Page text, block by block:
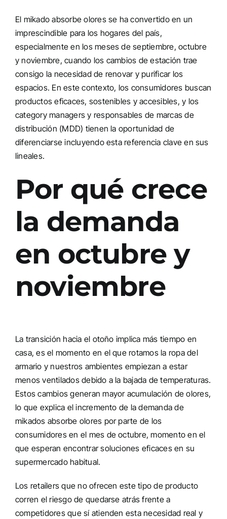
El mikado absorbe olores se ha convertido en un
imprescindible para los hogares del país,
especialmente en los meses de septiembre, octubre
y noviembre, cuando los cambios de estación trae
consigo la necesidad de renovar y purificar los
espacios. En este contexto, los consumidores buscan
productos eficaces, sostenibles y accesibles, y los
category managers y responsables de marcas de
distribución (MDD) tienen la oportunidad de
diferenciarse incluyendo esta referencia clave en sus
lineales.
Por qué crece
la demanda
en octubre y
noviembre
La transición hacia el otoño implica más tiempo en
casa, es el momento en el que rotamos la ropa del
armario y nuestros ambientes empiezan a estar
menos ventilados debido a la bajada de temperaturas.
Estos cambios generan mayor acumulación de olores,
lo que explica el incremento de la demanda de
mikados absorbe olores por parte de los
consumidores en el mes de octubre, momento en el
que esperan encontrar soluciones eficaces en su
supermercado habitual.
Los retailers que no ofrecen este tipo de producto
corren el riesgo de quedarse atrás frente a
competidores que sí atienden esta necesidad real y